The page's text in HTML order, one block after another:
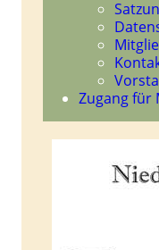
Zugang für